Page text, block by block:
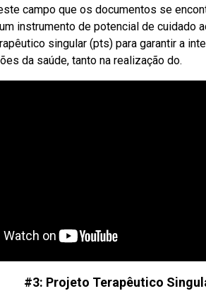
campo que os documentos se
instrumento de potencial de
singular (pts) para garantir a
da saúde, tanto na realização do.
#3: Projeto Terapêutico